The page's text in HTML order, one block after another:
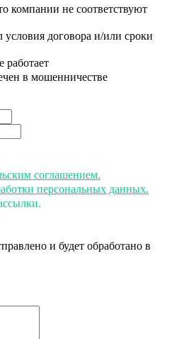
компании не соответствуют
договора и/или сроки
работает
в мошенничестве
соглашением.
персональных данных.
и будет обработано в